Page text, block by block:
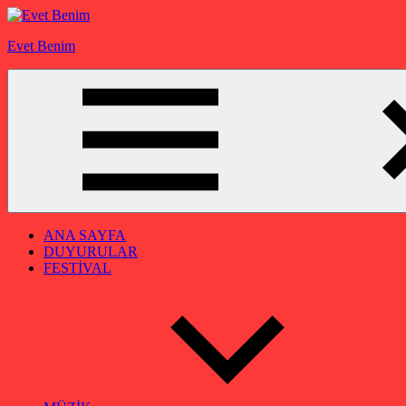
İçeriğe
Evet Benim
ANA SAYFA
DUYURULAR
FESTİVAL